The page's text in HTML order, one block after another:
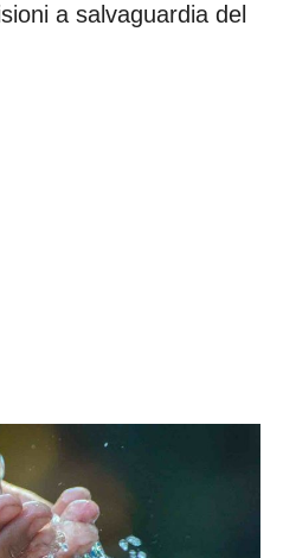
a salvaguardia del